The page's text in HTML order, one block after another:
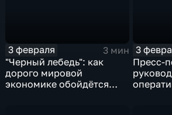
3 февраля
3 мин
"Черный лебедь": как
дорого мировой
экономике обойдётся
3
Пресс-